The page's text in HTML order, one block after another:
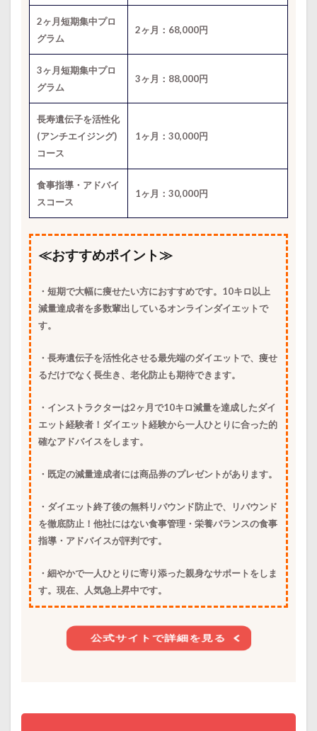
2ヶ月短期集中プロ
グラム
2ヶ月：68,000円
3ヶ月短期集中プロ
グラム
3ヶ月：88,000円
長寿遺伝子を活性化
(アンチエイジング)
コース
1ヶ月：30,000円
食事指導・アドバイ
スコース
1ヶ月：30,000円
≪おすすめポイント≫
・短期で大幅に痩せたい方におすすめです。10キロ以上
減量達成者を多数輩出しているオンラインダイエットで
す。
・長寿遺伝子を活性化させる最先端のダイエットで、痩せ
るだけでなく長生き、老化防止も期待できます。
・インストラクターは2ヶ月で10キロ減量を達成したダイ
エット経験者！ダイエット経験から一人ひとりに合った的
確なアドバイスをします。
・既定の減量達成者には商品券のプレゼントがあります。
・ダイエット終了後の無料リバウンド防止で、リバウンド
を徹底防止！他社にはない食事管理・栄養バランスの食事
指導・アドバイスが評判です。
・細やかで一人ひとりに寄り添った親身なサポートをしま
す。現在、人気急上昇中です。
公式サイトで詳細を見る